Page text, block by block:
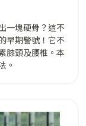
一塊硬骨？這不
早期警號！它不
膝頭及腰椎。本
。